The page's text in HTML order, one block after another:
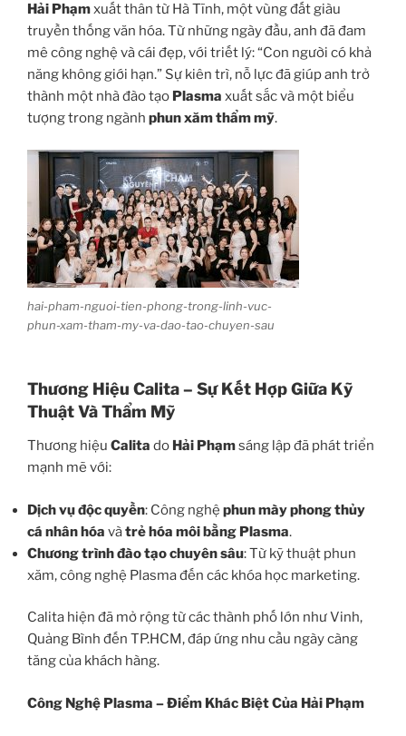
Hải Phạmxuất thân từ Hà Tĩnh, một vùng đất giàu
truyền thống văn hóa. Từ những ngày đầu, anh đã đam
mê công nghệ và cái đẹp, với triết lý: “Con người có khả
năng không giới hạn.” Sự kiên trì, nỗ lực đã giúp anh trở
thành một nhà đào tạo Plasma xuất sắc và một biểu
tượng trong ngành phun xăm thẩm mỹ.
hai-pham-nguoi-tien-phong-trong-linh-vuc-
phun-xam-tham-my-va-dao-tao-chuyen-sau
Thương Hiệu Calita – Sự Kết Hợp Giữa Kỹ
Thuật Và Thẩm Mỹ
Thương hiệu Calita do Hải Phạmsáng lập đã phát triển
mạnh mẽ với:
Dịch vụ độc quyền: Công nghệ phun mày phong thủy
cá nhân hóa vàtrẻ hóa môi bằng Plasma.
Chương trình đào tạo chuyên sâu: Từ kỹ thuật phun
xăm, công nghệ Plasma đến các khóa học marketing.
Calita hiện đã mở rộng từ các thành phố lớn như Vinh,
Quảng Bình đến TP.HCM, đáp ứng nhu cầu ngày càng
tăng của khách hàng.
Công Nghệ Plasma – Điểm Khác Biệt Của Hải Phạm